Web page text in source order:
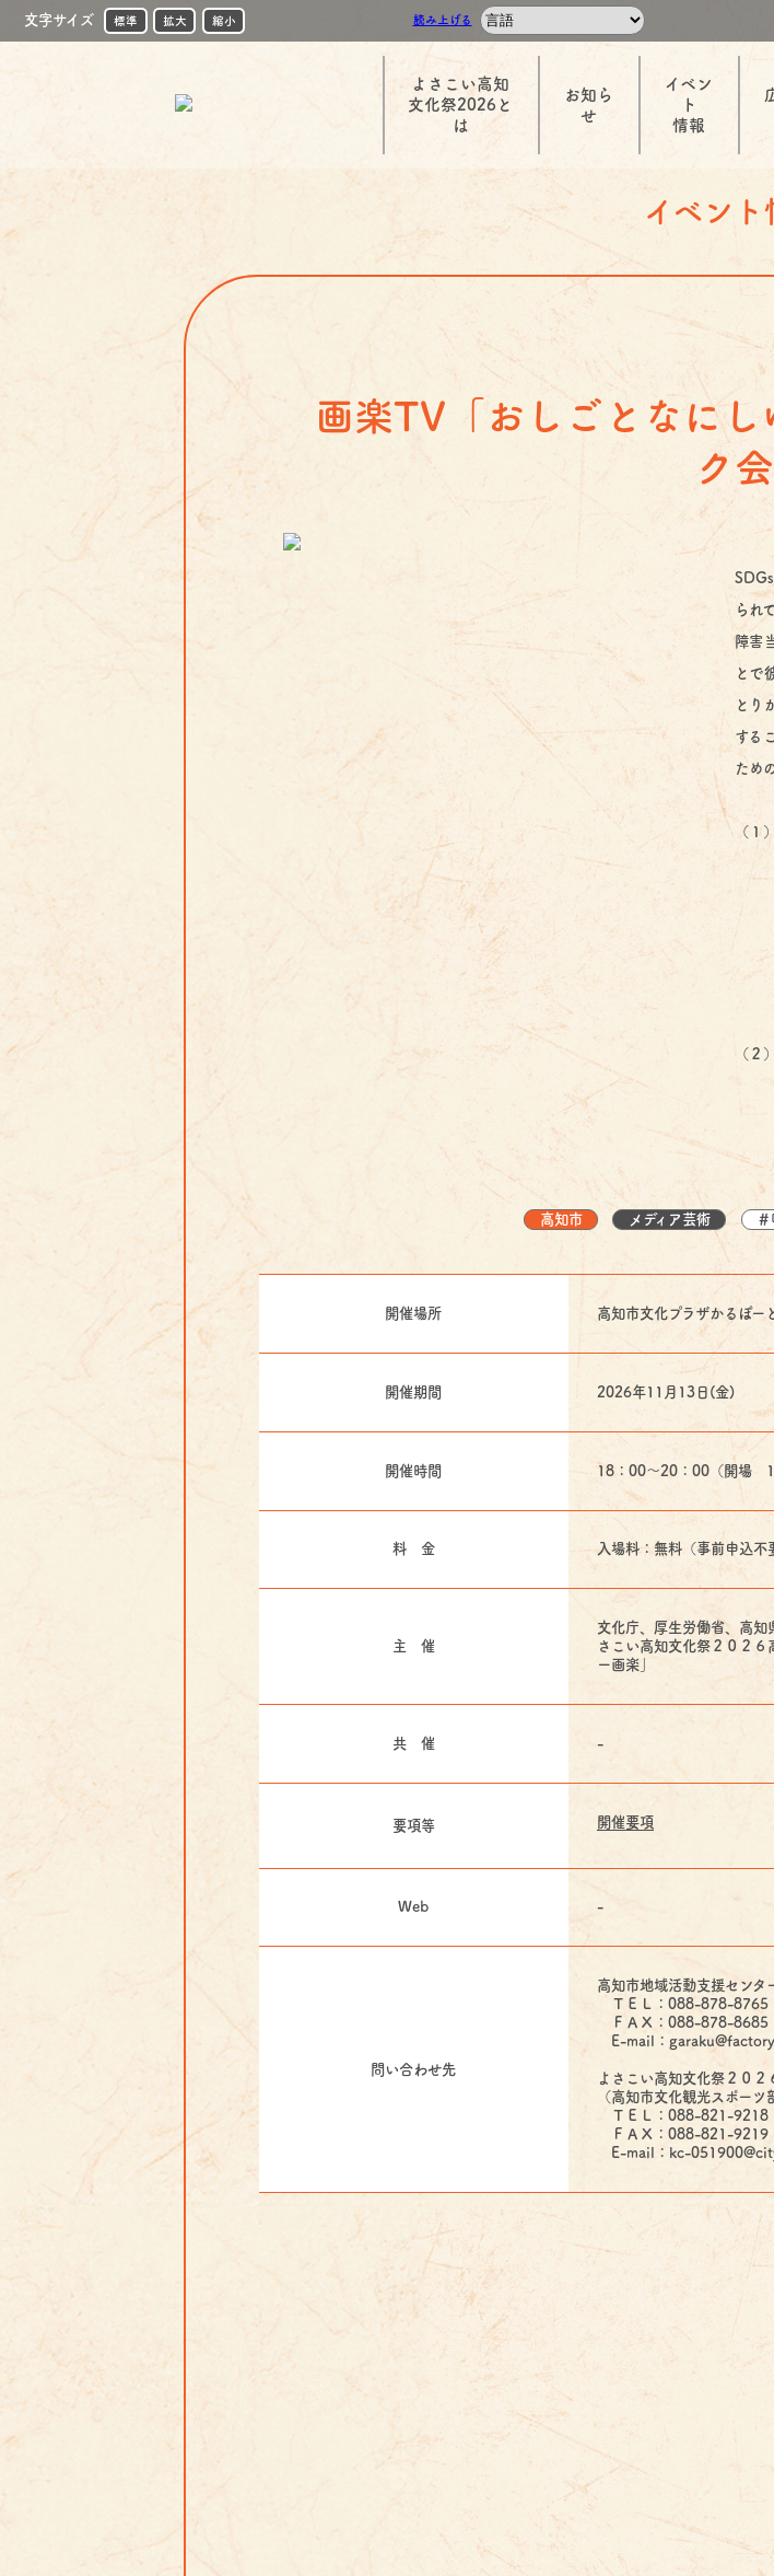
文字サイズ 標準 拡大 縮小 読み上げる
よさこい高知
文化祭2026と
は
お知ら
せ
イベン
ト
情報
イベント
画楽TV「おしごとなに
ク会
られ
障害
とで
とり
する
ため
（１
高
て
所
制
る
し
（２
小
さ
動
高知市 メディア芸術 ＃
開催場所 高知市文化プラザかるぽー
開催期間 2026年11月13日(金)
開催時間 18：00～20：00（開場
料 金 入場料：無料（事前申込不
主 催
文化庁、厚生労働省、高知
さこい高知文化祭２０２
ー画楽」
共 催 -
要項等 開催要項
Web -
問い合わせ先
高知市地域活動支援センタ
ＴＥＬ：088-878-8765
ＦＡＸ：088-878-8685
E-mail：
よさこい高知文化祭２０
（高知市文化観光スポー
ＴＥＬ：088-821-9218
ＦＡＸ：088-821-9219
E-mail：kc-